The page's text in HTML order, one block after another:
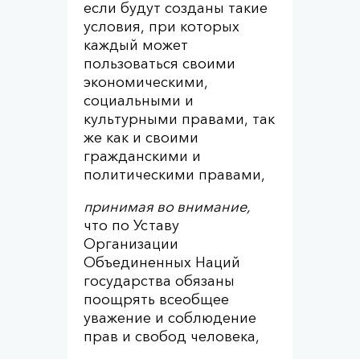
если будут созданы такие
условия, при которых
каждый может
пользоваться своими
экономическими,
социальными и
культурными правами, так
же как и своими
гражданскими и
политическими правами,
принимая во внимание,
что по Уставу
Организации
Объединенных Наций
государства обязаны
поощрять всеобщее
уважение и соблюдение
прав и свобод человека,